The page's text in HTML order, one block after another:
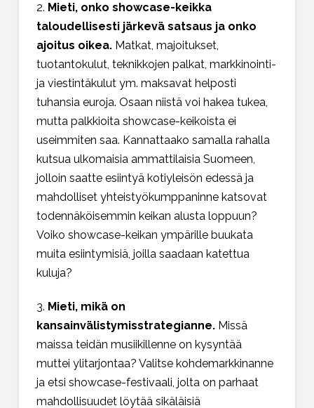
2. Mieti, onko showcase-keikka
taloudellisesti järkevä satsaus ja onko
ajoitus oikea.Matkat, majoitukset,
tuotantokulut, teknikkojen palkat, markkinointi-
ja viestintäkulut ym. maksavat helposti
tuhansia euroja. Osaan niistä voi hakea tukea,
mutta palkkioita showcase-keikoista ei
useimmiten saa. Kannattaako samalla rahalla
kutsua ulkomaisia ammattilaisia Suomeen,
jolloin saatte esiintyä kotiyleisön edessä ja
mahdolliset yhteistyökumppaninne katsovat
todennäköisemmin keikan alusta loppuun?
Voiko showcase-keikan ympärille buukata
muita esiintymisiä, joilla saadaan katettua
kuluja?
3. Mieti, mikä on
kansainvälistymisstrategianne.Missä
maissa teidän musiikillenne on kysyntää
muttei ylitarjontaa? Valitse kohdemarkkinanne
ja etsi showcase-festivaali, jolta on parhaat
mahdollisuudet löytää sikäläisiä